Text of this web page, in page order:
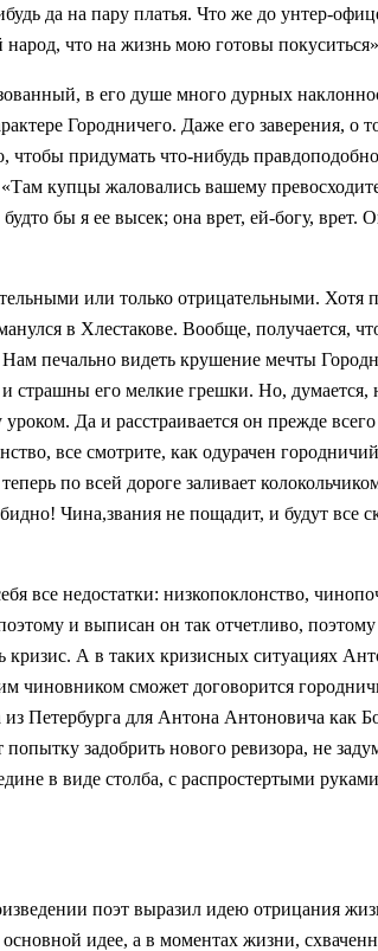
да на пару платья. Что же до унтер-
что на жизнь мою готовы
в его душе много дурных
Городничего. Даже его заверения, о
чтобы придумать что-нибудь
купцы жаловались вашему
бы я ее высек; она врет, ей-богу, врет.
или только отрицательными. Хотя
в Хлестакове. Вообще, получается,
печально видеть крушение мечты
страшны его мелкие грешки. Но, думается,
Да и расстраивается он прежде всего
все смотрите, как одурачен
по всей дороге заливает
Чина,звания не пощадит, и будут все
все недостатки: низкопоклонство,
и выписан он так отчетливо, поэтому
кризис. А в таких кризисных ситуациях
чиновником сможет договорится
Петербурга для Антона Антоновича как
задобрить нового ревизора, не
в виде столба, с распростертыми
поэт выразил идею отрицания
идее, а в моментах жизни,